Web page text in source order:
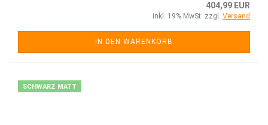
404,99 EUR
inkl. 19% MwSt. zzgl. Versand
IN DEN WARENKORB
SCHWARZ MATT